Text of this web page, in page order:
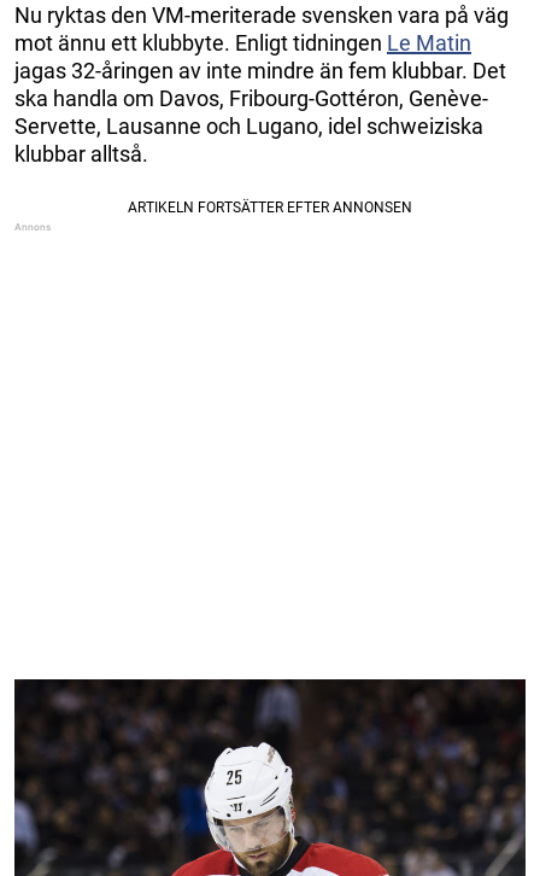
Nu ryktas den VM-meriterade svensken vara på väg
mot ännu ett klubbyte. Enligt tidningen Le Matin
jagas 32-åringen av inte mindre än fem klubbar. Det
ska handla om Davos, Fribourg-Gottéron, Genève-
Servette, Lausanne och Lugano, idel schweiziska
klubbar alltså.